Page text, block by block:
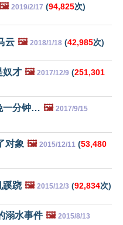
2019/2/17 (94,825次)
云 🖼️ 2018/1/18 (42,985次)
奴才 🖼️ 2017/12/9 (251,301
一分钟… 🖼️ 2017/9/15
对象 🖼️ 2015/12/11 (53,480
蹊跷 🖼️ 2015/12/3 (92,834次)
溺水事件 🖼️ 2015/8/13